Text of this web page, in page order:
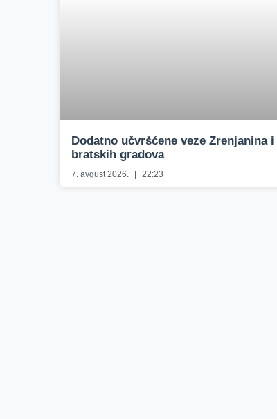
Dodatno učvršćene veze Zrenjanina i
bratskih gradova
7. avgust 2026. 22:23